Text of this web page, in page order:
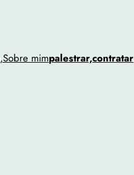
,Sobre mimpalestrar,contratar